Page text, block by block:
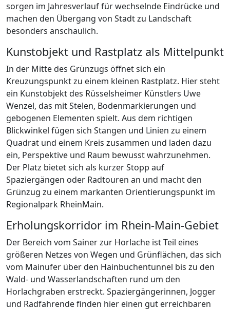
sorgen im Jahresverlauf für wechselnde Eindrücke und
machen den Übergang von Stadt zu Landschaft
besonders anschaulich.
Kunstobjekt und Rastplatz als Mittelpunkt
In der Mitte des Grünzugs öffnet sich ein
Kreuzungspunkt zu einem kleinen Rastplatz. Hier steht
ein Kunstobjekt des Rüsselsheimer Künstlers Uwe
Wenzel, das mit Stelen, Bodenmarkierungen und
gebogenen Elementen spielt. Aus dem richtigen
Blickwinkel fügen sich Stangen und Linien zu einem
Quadrat und einem Kreis zusammen und laden dazu
ein, Perspektive und Raum bewusst wahrzunehmen.
Der Platz bietet sich als kurzer Stopp auf
Spaziergängen oder Radtouren an und macht den
Grünzug zu einem markanten Orientierungspunkt im
Regionalpark RheinMain.
Erholungskorridor im Rhein-Main-Gebiet
Der Bereich vom Sainer zur Horlache ist Teil eines
größeren Netzes von Wegen und Grünflächen, das sich
vom Mainufer über den Hainbuchentunnel bis zu den
Wald- und Wasserlandschaften rund um den
Horlachgraben erstreckt. Spaziergängerinnen, Jogger
und Radfahrende finden hier einen gut erreichbaren